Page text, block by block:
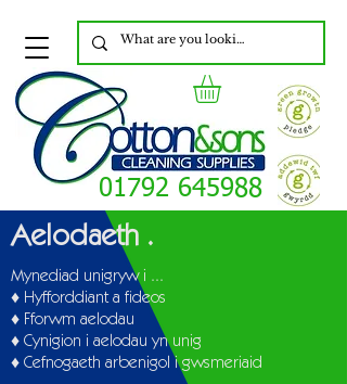
01792 645988
Aelodaeth .
Mynediad unigryw i ...
♦ Hyfforddiant a fideos
♦ Fforwm aelodau
♦ Cynigion i aelodau yn unig
♦ Cefnogaeth arbenigol i gwsmeriaid